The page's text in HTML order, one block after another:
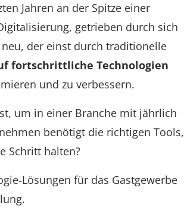
Jahren an der Spitze einer
getrieben durch sich
der einst durch traditionelle
fortschrittliche Technologien
und zu verbessern.
um in einer Branche mit jährlich
benötigt die richtigen Tools,
Schritt halten?
Lösungen für das Gastgewerbe